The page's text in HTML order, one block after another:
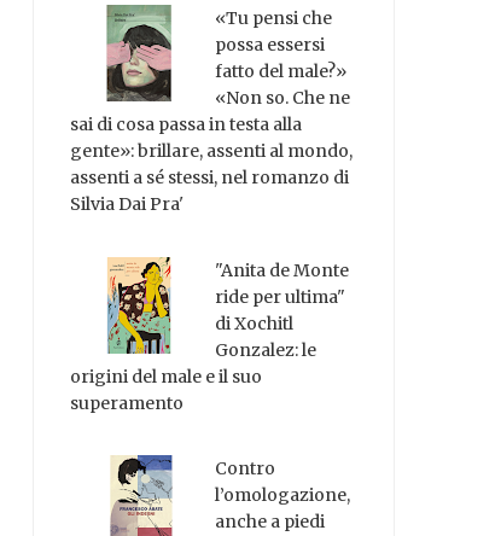
«Tu pensi che
possa essersi
fatto del male?»
«Non so. Che ne
sai di cosa passa in testa alla
gente»: brillare, assenti al mondo,
assenti a sé stessi, nel romanzo di
Silvia Dai Pra'
"Anita de Monte
ride per ultima"
di Xochitl
Gonzalez: le
origini del male e il suo
superamento
Contro
l’omologazione,
anche a piedi